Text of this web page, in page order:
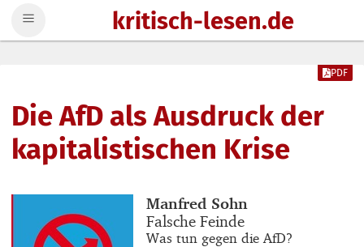
kritisch-lesen.de
Die AfD als Ausdruck der
kapitalistischen Krise
PDF
Buchautor_innen
Manfred Sohn
Buchtitel
Falsche Feinde
Buchuntertitel
Was tun gegen die AfD?